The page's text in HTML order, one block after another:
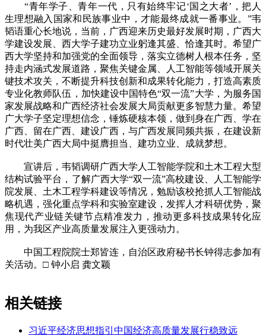
“青年学子、青年一代，只有始终牢记‘国之大者’，把人
生理想融入国家和民族事业中，才能最终成就一番事业。”韦
韬语重心长地说，当前，广西迎来历史最好发展时期，广西大
学建设发展、西大学子建功立业躬逢其盛、恰逢其时。希望广
西大学坚持和加强党的全面领导，落实立德树人根本任务，坚
持走内涵式发展道路，聚焦关键金属、人工智能等领域开展关
键技术攻关，不断提升科技创新和成果转化能力，打造高素质
专业化教师队伍，加快建设中国特色“双一流”大学，为服务国
家发展战略和广西经济社会发展大局贡献更多智慧力量。希望
广大学子坚定理想信念，锤炼硬核本领，做到身在广西、学在
广西、留在广西、建设广西，与广西发展同频共振，在建设新
时代壮美广西大局中挺膺担当、建功立业、成就梦想。
宣讲后，韦韬调研广西大学人工智能学院和土木工程大型
结构试验平台，了解广西大学“双一流”高校建设、人工智能学
院发展、土木工程学科建设等情况，勉励该校抢抓人工智能战
略机遇，强化重点学科和实验室建设，发挥人才科研优势，聚
焦现代产业链关键节点精准发力，推动更多科技成果转化应
用，为我区产业高质量发展注入更强动力。
中国工程院院士郑皆连，自治区政府秘书长钟得志参加有
关活动。□ 钟小启 龚文颖
相关链接
习近平经济思想指引中国经济高质量发展行稳致远